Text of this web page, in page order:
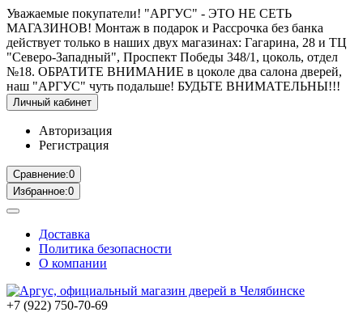
Уважаемые покупатели! "АРГУС" - ЭТО НЕ СЕТЬ
МАГАЗИНОВ! Монтаж в подарок и Рассрочка без банка
действует только в наших двух магазинах: Гагарина, 28 и ТЦ
"Северо-Западный", Проспект Победы 348/1, цоколь, отдел
№18. ОБРАТИТЕ ВНИМАНИЕ в цоколе два салона дверей,
наш "АРГУС" чуть подальше! БУДЬТЕ ВНИМАТЕЛЬНЫ!!!
Личный кабинет
Авторизация
Регистрация
Сравнение:0
Избранное:0
Доставка
Политика безопасности
О компании
+7 (922) 750-70-69